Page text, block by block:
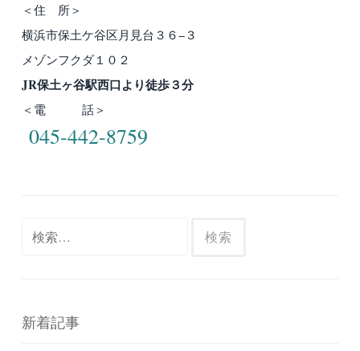
＜住 所＞
横浜市保土ケ谷区月見台３６−３
メゾンフクダ１０２
JR保土ヶ谷駅西口より徒歩３分
＜電 話＞
045-442-8759
新着記事